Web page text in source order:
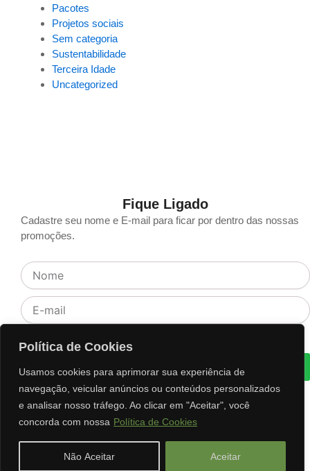
Política de Cookies
Usamos cookies para aprimorar sua experiência de
navegação, veicular anúncios ou conteúdos personalizados
e analisar nosso tráfego. Ao clicar em "Aceitar", você
concorda com nossa Política de Cookies
Não Aceitar Aceitar
Pacotes
Projetos sociais
Sem categoria
Sustentabilidade
Terceira Idade
Uncategorized
Fique Ligado
Cadastre seu nome e E-mail para ficar por dentro das nossas
promoções.
Nome
E-
mail